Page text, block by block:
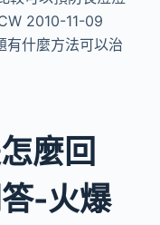
2010-11-09
有什麼方法可以治
麼回
-火爆